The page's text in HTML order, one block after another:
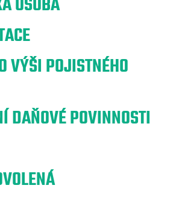
VÝŠI POJISTNÉHO
DAŇOVÉ POVINNOSTI